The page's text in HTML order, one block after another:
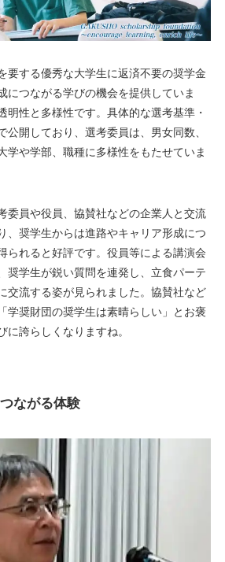
要する優秀な大学生に返済不要の奨学金
につながる学びの機会を提供していま
明性と多様性です。具体的な選考基準・
開しており、選考委員は、男女同数、
学や学部、職種に多様性をもたせていま
委員や役員、協賛社などの企業人と交流
、奨学生からは進路やキャリア形成につ
られると好評です。役員等による講演会
奨学生が鋭い質問を連発し、立食パーテ
交流する姿が見られました。協賛社など
学奨財団の奨学生は素晴らしい」とお褒
誇らしくなりますね。
ながる体験